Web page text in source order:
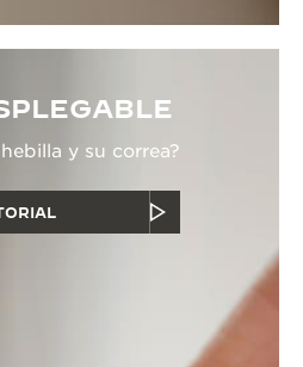
y su correa?